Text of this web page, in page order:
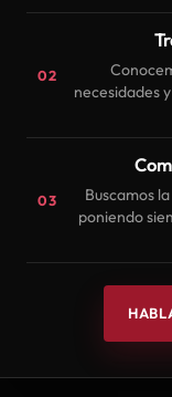
02
necesidades
03
Buscamos
poniendo